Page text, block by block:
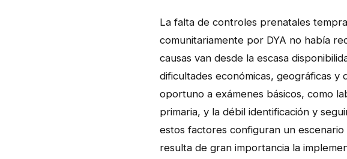
La falta de controles prenatales
comunitariamente por DYA no había
causas van desde la escasa
dificultades económicas, geográficas
oportuno a exámenes básicos, como
primaria, y la débil identificación y
estos factores configuran un
resulta de gran importancia la